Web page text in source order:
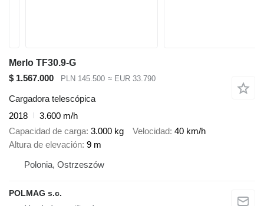
Merlo TF30.9-G
$ 1.567.000
PLN 145.500 ≈ EUR 33.790
Cargadora telescópica
2018
3.600 m/h
Capacidad de carga 3.000 kg Velocidad 40 km/h
Altura de elevación 9 m
Polonia, Ostrzeszów
POLMAG s.c.